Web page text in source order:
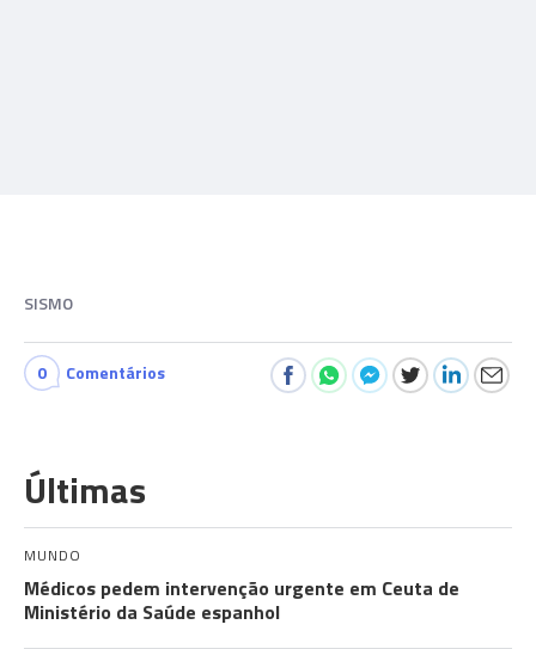
SISMO
0 Comentários
Últimas
MUNDO
Médicos pedem intervenção urgente em Ceuta de
Ministério da Saúde espanhol